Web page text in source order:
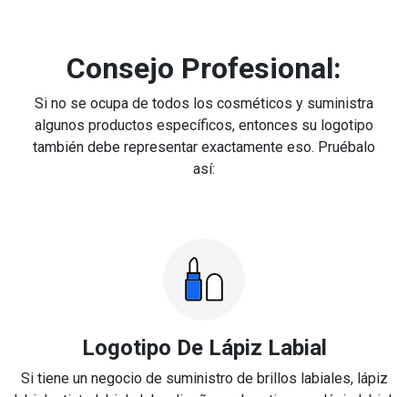
Consejo Profesional:
Si no se ocupa de todos los cosméticos y suministra
algunos productos específicos, entonces su logotipo
también debe representar exactamente eso. Pruébalo
así:
Logotipo De Lápiz Labial
Si tiene un negocio de suministro de brillos labiales, lápiz